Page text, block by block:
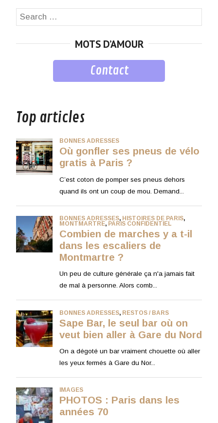
Search
MOTS D’AMOUR
Contact
Top articles